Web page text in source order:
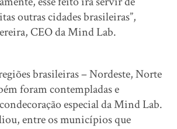
outras cidades brasileiras”,
CEO da Mind Lab.
brasileiras – Nordeste, Norte
foram contempladas e
especial da Mind Lab.
entre os municípios que